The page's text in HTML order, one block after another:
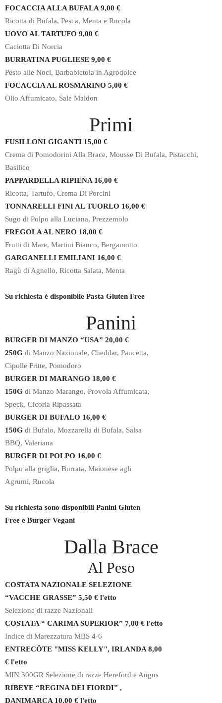
FOCACCIA ALLA BUFALA 9,00 €
Ricotta di Bufala, Pesca, Menta e Rucola
UOVO AL TARTUFO 9,00 €
Caciotta Di Norcia
BURRATINA PUGLIESE 9,00 €
Pesto alle Noci, Barbabietola in Agrodolce
FOCACCIA AL ROSMARINO 5,00 €
Olio Affumicato, Sale Maldon
Primi
FUSILLONI GIGANTI 15,00 €
Crema di Pomodorini Alla Brace, Mousse Di Bufala, Pistacchi,
Basilico
PAPPARDELLA RIPIENA 16,00 €
Ricotta, Tartufo, Crema Di Porcini
TONNARELLI FINI AL TUORLO 16,00 €
Sugo di Polpo alla Luciana, Prezzemolo
FREGOLA AL NERO 18,00 €
Frutti di Mare, Martini Bianco, Bergamotto
GARGANELLI EMILIANI 16,00 €
Ragù di Agnello, Ricotta Salata, Menta
Su richiesta è disponibile Pasta Gluten Free
Panini
BURGER DI MANZO “USA” 20,00 €
250G di Manzo Nazionale, Cheddar, Pancetta,
Cipolle Fritte, Pomodoro
BURGER DI MARANGO 18,00 €
150G di Manzo Marango, Provola Affumicata,
Speck, Cicoria Ripassata
BURGER DI BUFALO 16,00 €
150G di Bufalo, Mozzarella di Bufala, Salsa
BBQ, Valeriana
BURGER DI POLPO 16,00 €
Polpo alla griglia, Burrata, Maionese agli
Agrumi, Rucola
Su richiesta sono disponibili Panini Gluten
Free e Burger Vegani
Dalla Brace
Al Peso
COSTATA NAZIONALE SELEZIONE
“VACCHE GRASSE” 5,50 € l'etto
Selezione di razze Nazionali
COSTATA “ CARIMA SUPERIOR” 7,00 € l'etto
Indice di Marezzatura MBS 4-6
ENTRECÔTE "MISS KELLY", IRLANDA 8,00
€ l'etto
MIN 300GR Selezione di razze Hereford e Angus
RIBEYE “REGINA DEI FIORDI” ,
DANIMARCA 10,00 € l'etto